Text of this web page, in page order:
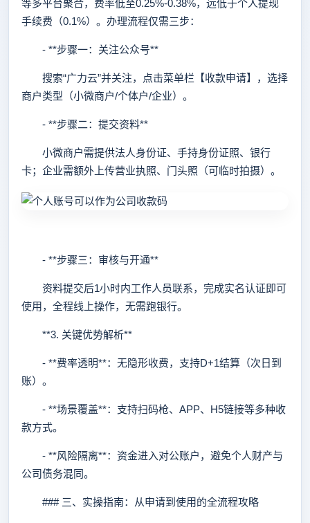
等多平台聚合，费率低至0.25%-0.38%，远低于个人提现
手续费（0.1%）。办理流程仅需三步：
- **步骤一：关注公众号**
搜索“广力云”并关注，点击菜单栏【收款申请】，选择
商户类型（小微商户/个体户/企业）。
- **步骤二：提交资料**
小微商户需提供法人身份证、手持身份证照、银行
卡；企业需额外上传营业执照、门头照（可临时拍摄）。
- **步骤三：审核与开通**
资料提交后1小时内工作人员联系，完成实名认证即可
使用，全程线上操作，无需跑银行。
**3. 关键优势解析**
- **费率透明**：无隐形收费，支持D+1结算（次日到
账）。
- **场景覆盖**：支持扫码枪、APP、H5链接等多种收
款方式。
- **风险隔离**：资金进入对公账户，避免个人财产与
公司债务混同。
### 三、实操指南：从申请到使用的全流程攻略